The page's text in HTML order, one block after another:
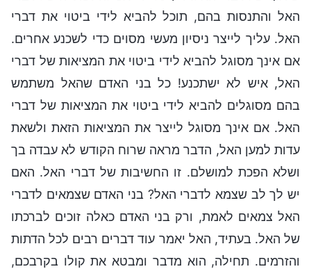
האל והתנסות בהם, תוכל להביא לידי ביטוי את דברי
האל. עליך לייצר ניסיון מעשי מסוים כדי לשכנע אחרים.
אם אינך מסוגל להביא לידי ביטוי את המציאות של דברי
האל, איש לא ישתכנע! כל בני האדם שהאל משתמש
בהם מסוגלים להביא לידי ביטוי את המציאות של דברי
האל. אם אינך מסוגל לייצר את המציאות הזאת ולשאת
עדות למען האל, הדבר מראה שרוח הקודש לא עבדה בך
ושלא הפכת למושלם. זו החשיבות של דברי האל. האם
יש לך לב שצמא לדברי האל? בני האדם שצמאים לדברי
האל צמאים לאמת, ורק בני האדם כאלה זוכים לברכתו
של האל. בעתיד, האל יאמר עוד דברים רבים לכל הדתות
והזרמים. תחילה, הוא מדבר ומבטא את קולו בקרבכם,